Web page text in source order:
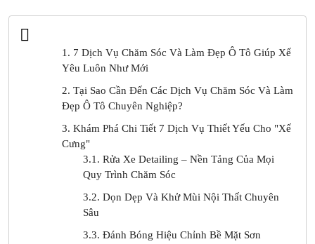
1. 7 Dịch Vụ Chăm Sóc Và Làm Đẹp Ô Tô Giúp Xế
Yêu Luôn Như Mới
2. Tại Sao Cần Đến Các Dịch Vụ Chăm Sóc Và Làm
Đẹp Ô Tô Chuyên Nghiệp?
3. Khám Phá Chi Tiết 7 Dịch Vụ Thiết Yếu Cho "Xế
Cưng"
3.1. Rửa Xe Detailing – Nền Tảng Của Mọi
Quy Trình Chăm Sóc
3.2. Dọn Dẹp Và Khử Mùi Nội Thất Chuyên
Sâu
3.3. Đánh Bóng Hiệu Chỉnh Bề Mặt Sơn